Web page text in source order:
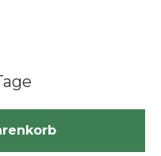
benutze die